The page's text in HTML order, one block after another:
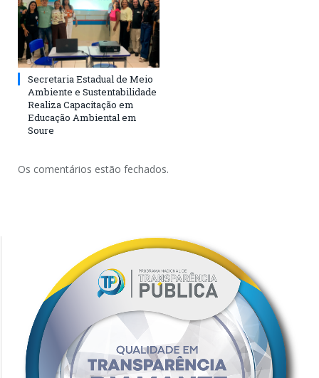
Secretaria Estadual de Meio
Ambiente e Sustentabilidade
Realiza Capacitação em
Educação Ambiental em
Soure
Os comentários estão fechados.